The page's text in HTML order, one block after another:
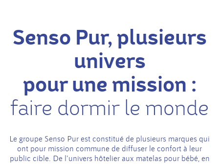
Senso Pur, plusieurs
univers
pour une mission :
faire dormir le monde
Le groupe Senso Pur est constitué de plusieurs marques qui
ont pour mission commune de diffuser le confort à leur
public cible. De l'univers hôtelier aux matelas pour bébé, en